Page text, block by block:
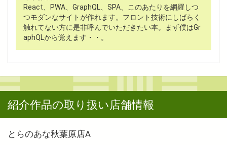
React、PWA、GraphQL、SPA、このあたりを網羅しつ
つモダンなサイトが作れます。フロント技術にしばらく
触れてない方に是非呼んでいただきたい本。まず僕はGr
aphQLから覚えます・・。
紹介作品の取り扱い店舗情報
とらのあな秋葉原店A